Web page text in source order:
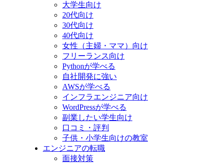
大学生向け
20代向け
30代向け
40代向け
女性（主婦・ママ）向け
フリーランス向け
Pythonが学べる
自社開発に強い
AWSが学べる
インフラエンジニア向け
WordPressが学べる
副業したい学生向け
口コミ・評判
子供・小学生向けの教室
エンジニアの転職
面接対策